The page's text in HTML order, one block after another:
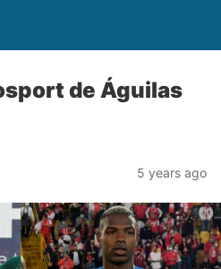
de Águilas
5 years ago